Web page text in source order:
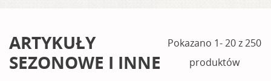
ARTYKUŁY
SEZONOWE I INNE
Pokazano 1- 20 z 250
produktów